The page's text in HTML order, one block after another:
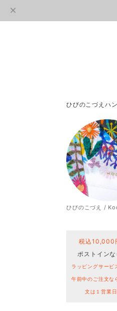
ひびのこづえハ
ひびのこづえ /
税込10,000
ポストイン
ラッピングサービ
午前中のご注文な
文は１営業